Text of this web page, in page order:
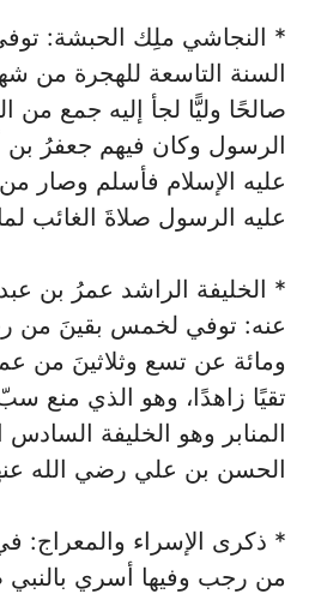
* النجاشي ملِك الحبشة:
السنة التاسعة للهجرة من
صالحًا وليًّا لجأ إليه جمع من
الرسول وكان فيهم جعفرُ
عليه الإسلام فأسلم وصار
عليه الرسول صلاةَ الغائب
* الخليفة الراشد عمرُ بن
عنه: توفي لخمس بقينَ من
ومائة عن تسع وثلاثينَ من
تقيًا زاهدًا، وهو الذي منع
المنابر وهو الخليفة
الحسن بن علي رضي الله
* ذكرى الإسراء والمعراج:
من رجب وفيها أسري بالنبي